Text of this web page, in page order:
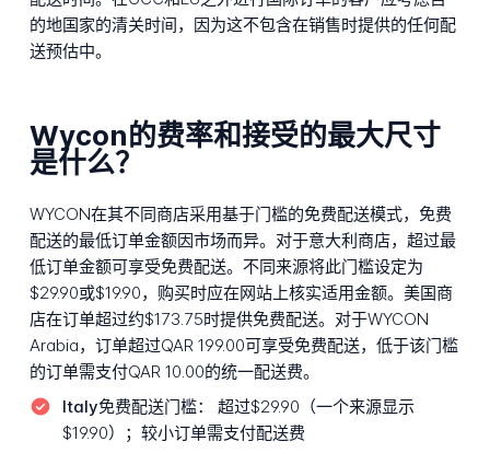
的地国家的清关时间，因为这不包含在销售时提供的任何配
送预估中。
Wycon的费率和接受的最大尺寸
是什么？
WYCON在其不同商店采用基于门槛的免费配送模式，免费
配送的最低订单金额因市场而异。对于意大利商店，超过最
低订单金额可享受免费配送。不同来源将此门槛设定为
$29.90或$19.90，购买时应在网站上核实适用金额。美国商
店在订单超过约$173.75时提供免费配送。对于WYCON
Arabia，订单超过QAR 199.00可享受免费配送，低于该门槛
的订单需支付QAR 10.00的统一配送费。
Italy免费配送门槛：
超过$29.90（一个来源显示
$19.90）；较小订单需支付配送费